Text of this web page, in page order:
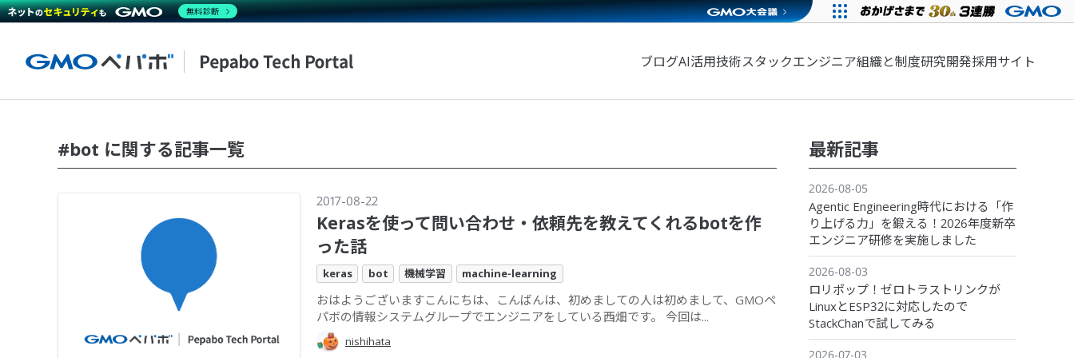
ブログAI活用技術スタックエンジニア組織と制度研究開発採用サイト
#bot に関する記事一覧
2017-08-22
Kerasを使って問い合わせ・依頼先を教えてくれるbotを作
った話
keras bot 機械学習 machine-learning
おはようございますこんにちは、こんばんは、初めましての人は初めまして、GMOペ
パボの情報システムグループでエンジニアをしている西畑です。 今回は...
nishihata
最新記事
2026-08-05
Agentic Engineering時代における「作
り上げる力」を鍛える！2026年度新卒
エンジニア研修を実施しました
2026-08-03
ロリポップ！ゼロトラストリンクが
LinuxとESP32に対応したので
StackChanで試してみる
2026-07-03
無料診断